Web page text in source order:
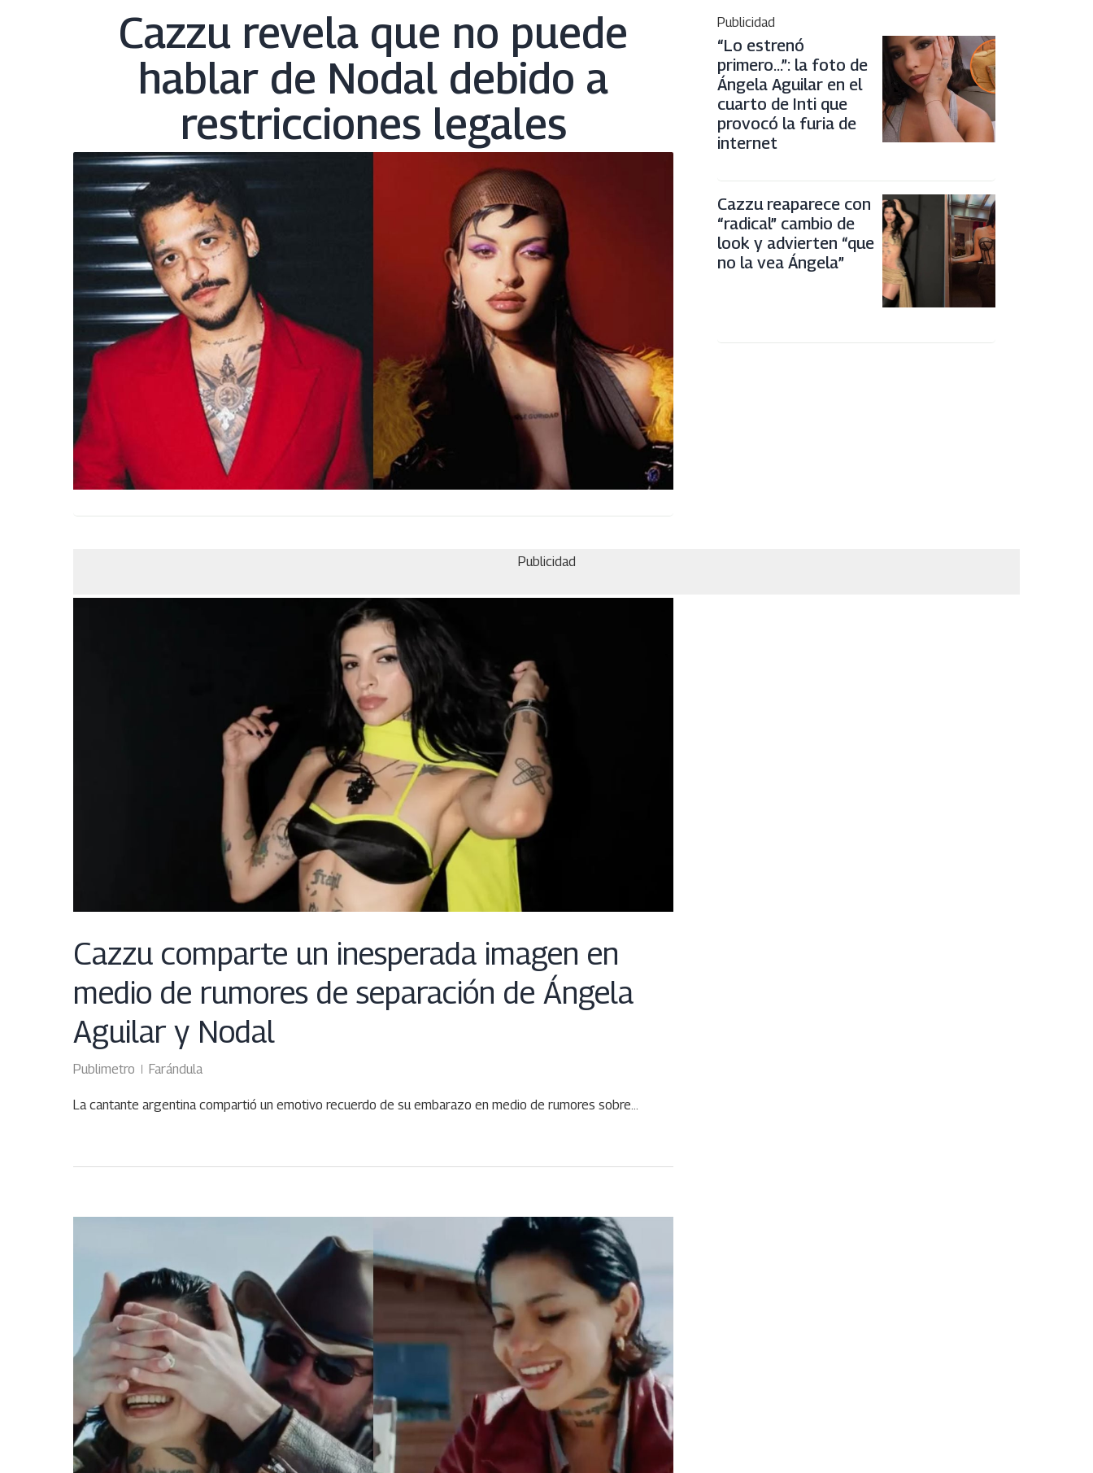
Cazzu revela que no puede
hablar de Nodal debido a
restricciones legales
Publicidad
“Lo estrenó
primero…”: la foto de
Ángela Aguilar en el
cuarto de Inti que
provocó la furia de
internet
Cazzu reaparece con
“radical” cambio de
look y advierten “que
no la vea Ángela”
Publicidad
Cazzu comparte un inesperada imagen en
medio de rumores de separación de Ángela
Aguilar y Nodal
Publimetro Farándula
La cantante argentina compartió un emotivo recuerdo de su embarazo en medio de rumores sobre…